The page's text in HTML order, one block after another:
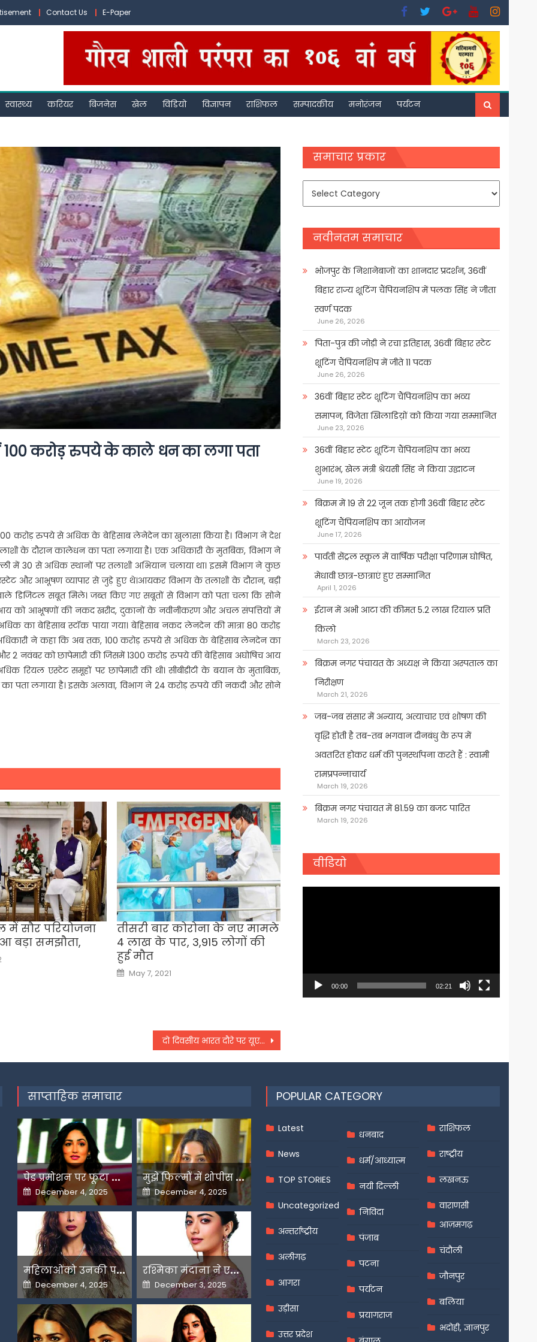
Contact Us E-Paper
स्वास्थ्य करियर बिजनेस खेल विडियो विज्ञापन राशिफल सम्पादकीय मनोरंजन पर्यटन
100 करोड़ रुपये के काले धन का लगा पता
करोड़ रुपये से अधिक के बेहिसाब लेनेदेन का खुलासा किया है। विभाग ने देश
के दौरान कालेधन का पता लगाया है। एक अधिकारी के मुतबिक, विभाग ने
में 30 से अधिक स्थानों पर तलाशी अभियान चलाया था। इसमें विभाग ने कुछ
और आभूषण व्यापार से जुड़े हुए थे।आयकर विभाग के तलाशी के दौरान, बड़ी
डिजिटल सबूत मिले। जब्त किए गए सबूतों से विभाग को पता चला कि सोने
को आभूषणों की नकद खरीद, दुकानों के नवीनीकरण और अचल संपत्तियों में
का बेहिसाब स्टॉक पाया गया। बेहिसाब नकद लेनदेन की मात्रा 80 करोड़
ने कहा कि अब तक, 100 करोड़ रुपये से अधिक के बेहिसाब लेनदेन का
2 नवंबर को छापेमारी की जिसमें 1300 करोड़ रुपये की बेहिसाब अघोषिच आय
एस्टेट समूहों पर छापेमारी की थी। सीबीडीटी के बयान के मुताबिक,
पता लगाया है। इसके अलावा, विभाग ने 24 करोड़ रुपये की नकदी और सोने
में सौर परियोजना
बड़ा समझौता,
तीसरी बार कोरोना के नए मामले
4 लाख के पार, 3,915 लोगों की
हुई मौत
Posted
on
May 7, 2021
दो दिवसीय भारत दौरे पर यूएई के विदेश मंत्री
समाचार प्रकार
समाचार
नवीनतम समाचार
भोजपुर के निशानेबाजों का शानदार प्रदर्शन, 36वीं
बिहार राज्य शूटिंग चैंपियनशिप में पलक सिंह ने जीता
स्वर्ण पदक
June 26, 2026
पिता-पुत्र की जोड़ी ने रचा इतिहास, 36वीं बिहार स्टेट
शूटिंग चैंपियनशिप में जीते 11 पदक
June 26, 2026
36वीं बिहार स्टेट शूटिंग चैंपियनशिप का भव्य
समापन, विजेता खिलाडिय़ों को किया गया सम्मानित
June 23, 2026
36वीं बिहार स्टेट शूटिंग चैंपियनशिप का भव्य
शुभारंभ, खेल मंत्री श्रेयसी सिंह ने किया उद्घाटन
June 19, 2026
बिक्रम में 19 से 22 जून तक होगी 36वीं बिहार स्टेट
शूटिंग चैंपियनशिप का आयोजन
June 17, 2026
पार्वती सेंट्रल स्कूल में वार्षिक परीक्षा परिणाम घोषित,
मेधावी छात्र-छात्राएं हुए सम्मानित
April 1, 2026
ईरान में अभी आटा की कीमत 5.2 लाख रियाल प्रति
किलो
March 23, 2026
बिक्रम नगर पंचायत के अध्यक्ष ने किया अस्पताल का
निरीक्षण
March 21, 2026
जब-जब संसार में अन्याय, अत्याचार एवं शोषण की
वृद्धि होती है तब-तब भगवान दीनबंधु के रूप में
अवतरित होकर धर्म की पुनर्स्थापना करते हैं : स्वामी
रामप्रपन्नाचार्य
March 19, 2026
बिक्रम नगर पंचायत में 81.59 का बजट पारित
March 19, 2026
वीडियो
00:00 02:21
साप्ताहिक समाचार
प
ेड प्रमोशन पर फूटा यामी गौतम का गुस्सा
Posted
on
December 4, 2025
म
ुझे फिल्मों में शोपीस की तरह इस्तेमाल किया गया-शहनाज गिल
Posted
on
December 4, 2025
म
हिलाओंको उनकी पसंद के लिए उन्हें जज किया जाता है-मलाइका
Posted
on
December 4, 2025
र
श्मिका मंदाना ने एआई के बढ़ते दुरुपयोग पर जतायी नाराजगी
Posted
on
December 3, 2025
POPULAR CATEGORY
Latest
News
TOP STORIES
Uncategorized
अन्तर्राष्ट्रीय
अलीगढ़
आगरा
उड़ीसा
उत्तर प्रदेश
धनबाद
धर्म/आध्यात्म
नयी दिल्ली
निविदा
पंजाब
पटना
पर्यटन
प्रयागराज
राशिफल
राष्ट्रीय
लखनऊ
वाराणसी
आज़मगढ़
चंदौली
जौनपुर
बलिया
भदोही, ज्ञानपुर